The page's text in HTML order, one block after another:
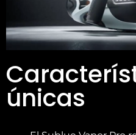
únicas